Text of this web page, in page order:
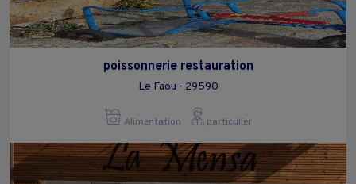
poissonnerie restauration
Le Faou - 29590
Alimentation particulier